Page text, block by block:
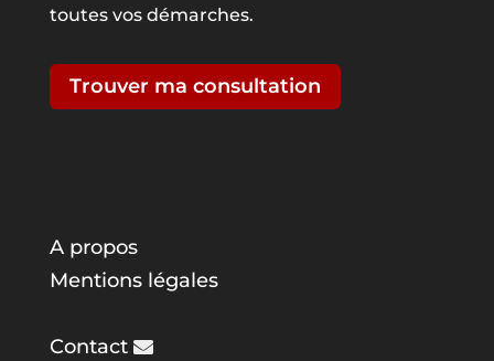
toutes vos démarches.
Trouver ma consultation
A propos
Mentions légales
Contact